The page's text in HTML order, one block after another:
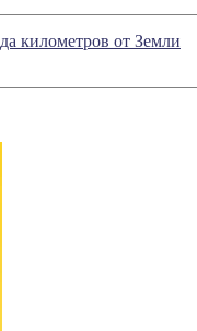
километров от Земли